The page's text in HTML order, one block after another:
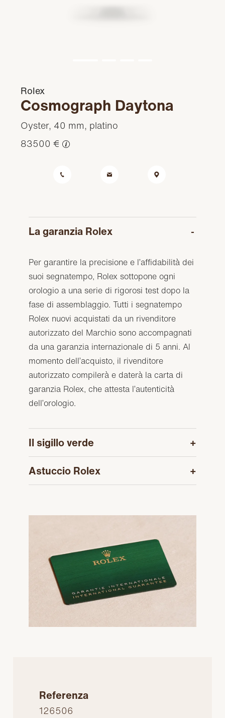
Rolex
Cosmograph Daytona
Oyster, 40 mm, platino
83500 €
La garanzia Rolex
Per garantire la precisione e l’affidabilità dei
suoi segnatempo, Rolex sottopone ogni
orologio a una serie di rigorosi test dopo la
fase di assemblaggio. Tutti i segnatempo
Rolex nuovi acquistati da un rivenditore
autorizzato del Marchio sono accompagnati
da una garanzia internazionale di 5 anni. Al
momento dell’acquisto, il rivenditore
autorizzato compilerà e daterà la carta di
garanzia Rolex, che attesta l’autenticità
dell’orologio.
Il sigillo verde
Astuccio Rolex
Referenza
126506